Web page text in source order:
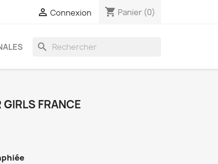
 Connexion shopping_cart Panier (0)
search
FRANCE